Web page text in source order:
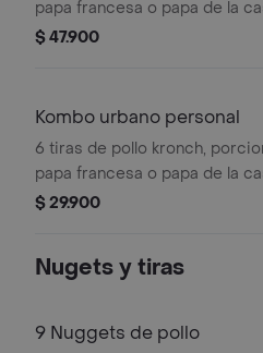
papa francesa o papa de la
dos bebidas a eleccion.
$ 47.900
Kombo urbano personal
6 tiras de pollo kronch,
papa francesa o papa de la
bebidas a eleccion
$ 29.900
Nugets y tiras
9 Nuggets de pollo